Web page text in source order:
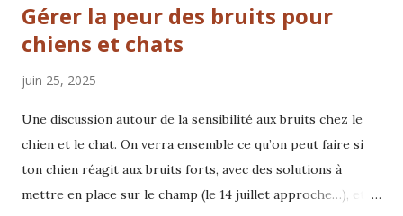
Gérer la peur des bruits pour
chiens et chats
juin 25, 2025
Une discussion autour de la sensibilité aux bruits chez le
chien et le chat. On verra ensemble ce qu’on peut faire si
ton chien réagit aux bruits forts, avec des solutions à
mettre en place sur le champ (le 14 juillet approche…), et